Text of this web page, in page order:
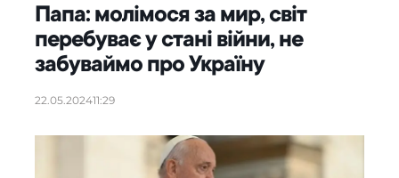
Папа: молімося за мир, світ
перебуває у стані війни, не
забуваймо про Україну
22.05.202411:29